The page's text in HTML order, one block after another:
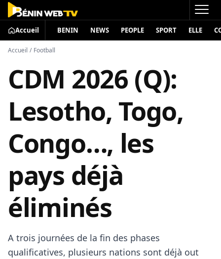
Accueil BENIN NEWS PEOPLE SPORT ELLE
Accueil / Football
CDM 2026 (Q):
Lesotho, Togo,
Congo…, les
pays déjà
éliminés
A trois journées de la fin des phases
qualificatives, plusieurs nations sont déjà out